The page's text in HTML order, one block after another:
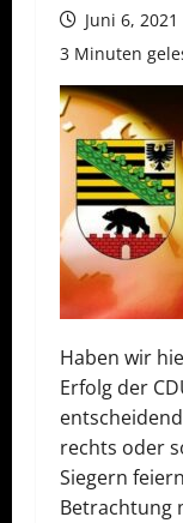
Juni 6, 2021
3 Minuten
Haben wir
Erfolg der
rechts oder
Siegern
Betrachtung